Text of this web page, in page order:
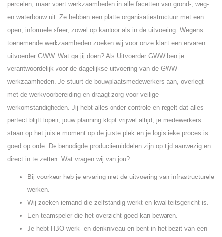
percelen, maar voert werkzaamheden in alle facetten van grond-, weg-
en waterbouw uit. Ze hebben een platte organisatiestructuur met een
open, informele sfeer, zowel op kantoor als in de uitvoering. Wegens
toenemende werkzaamheden zoeken wij voor onze klant een ervaren
uitvoerder GWW. Wat ga jij doen? Als Uitvoerder GWW ben je
verantwoordelijk voor de dagelijkse uitvoering van de GWW-
werkzaamheden. Je stuurt de bouwplaatsmedewerkers aan, overlegt
met de werkvoorbereiding en draagt zorg voor veilige
werkomstandigheden. Jij hebt alles onder controle en regelt dat alles
perfect blijft lopen; jouw planning klopt vrijwel altijd, je medewerkers
staan op het juiste moment op de juiste plek en je logistieke proces is
goed op orde. De benodigde productiemiddelen zijn op tijd aanwezig en
direct in te zetten. Wat vragen wij van jou?
Bij voorkeur heb je ervaring met de uitvoering van infrastructurele
werken.
Wij zoeken iemand die zelfstandig werkt en kwaliteitsgericht is.
Een teamspeler die het overzicht goed kan bewaren.
Je hebt HBO werk- en denkniveau en bent in het bezit van een